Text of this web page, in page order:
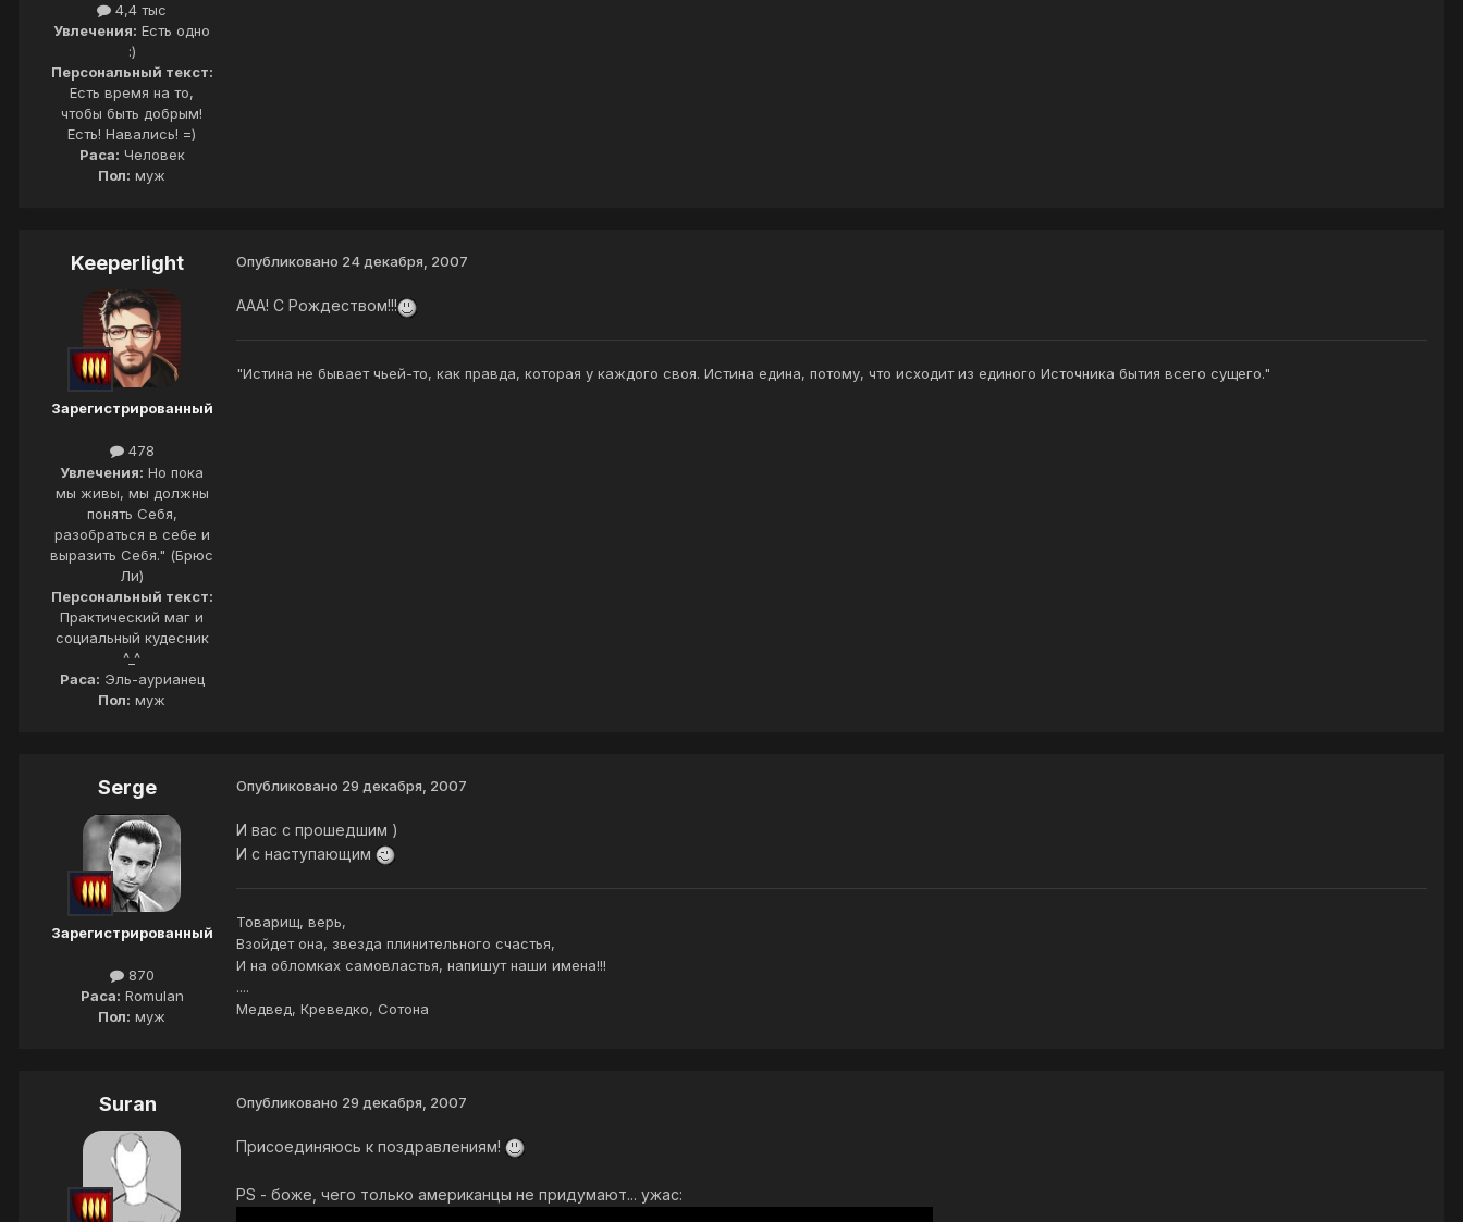
4,4 тыс
Увлечения: Есть одно
:)
Персональный текст:
Есть время на то,
чтобы быть добрым!
Есть! Навались! =)
Раса: Человек
Пол: муж
Keeperlight
Зарегистрированный
478
Увлечения: Но пока
мы живы, мы должны
понять Себя,
разобраться в себе и
выразить Себя." (Брюс
Ли)
Персональный текст:
Практический маг и
социальный кудесник
^_^
Раса: Эль-аурианец
Пол: муж
Опубликовано 24 декабря, 2007
ААА! С Рождеством!!!
"Истина не бывает чьей-то, как правда, которая у каждого своя. Истина едина, потому, что исходит из единого Источника бытия всего сущего."
Serge
Зарегистрированный
870
Раса: Romulan
Пол: муж
Опубликовано 29 декабря, 2007
И вас с прошедшим )
И с наступающим
Товарищ, верь,
Взойдет она, звезда плинительного счастья,
И на обломках самовластья, напишут наши имена!!!
....
Медвед, Креведко, Сотона
Suran Опубликовано 29 декабря, 2007
Присоединяюсь к поздравлениям!
PS - боже, чего только американцы не придумают... ужас: